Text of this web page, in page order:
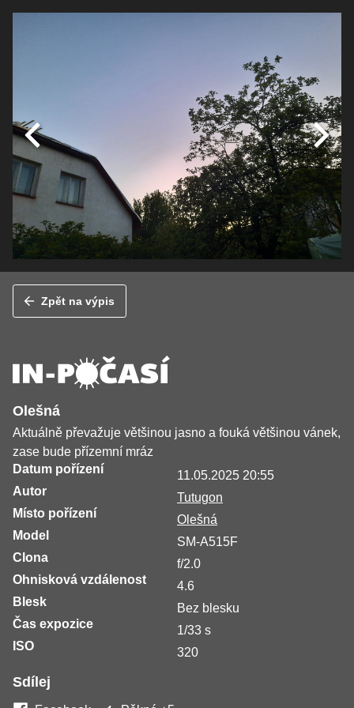
Zpět na výpis
Olešná
Aktuálně převažuje většinou jasno a fouká většinou vánek,
zase bude přízemní mráz
Datum pořízení
11.05.2025 20:55
Autor
Tutugon
Místo pořízení
Olešná
Model
SM-A515F
Clona
f/2.0
Ohnisková vzdálenost
4.6
Blesk
Bez blesku
Čas expozice
1/33 s
ISO
320
Sdílej